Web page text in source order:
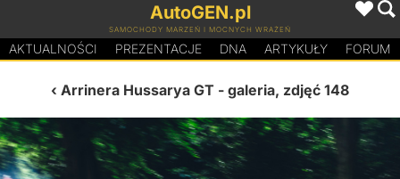
AutoGEN.pl
SAMOCHODY MARZEŃ I MOCNYCH WRAŻEŃ
AKTUALNOŚCI PREZENTACJE DNA ARTYKUŁY FORUM
Arrinera Hussarya GT - galeria, zdjęć 148